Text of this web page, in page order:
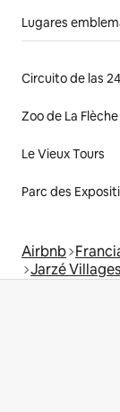
Lugares
Zoo de La Flèche
Le Vieux Tours
Airbnb
Jarzé Villages